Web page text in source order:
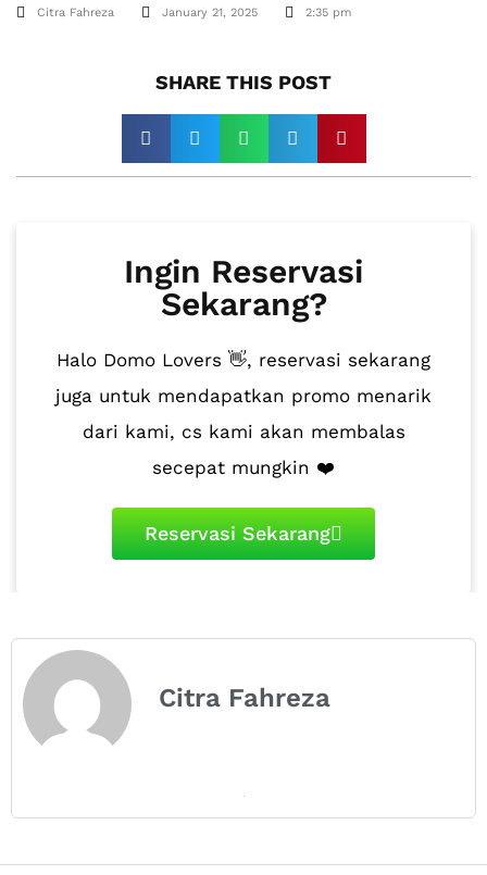
Citra Fahreza January 21, 2025 2:35 pm
SHARE THIS POST​
Ingin Reservasi
Sekarang?
Halo Domo Lovers 👋, reservasi sekarang
juga untuk mendapatkan promo menarik
dari kami, cs kami akan membalas
secepat mungkin ❤️
Reservasi Sekarang
Citra Fahreza